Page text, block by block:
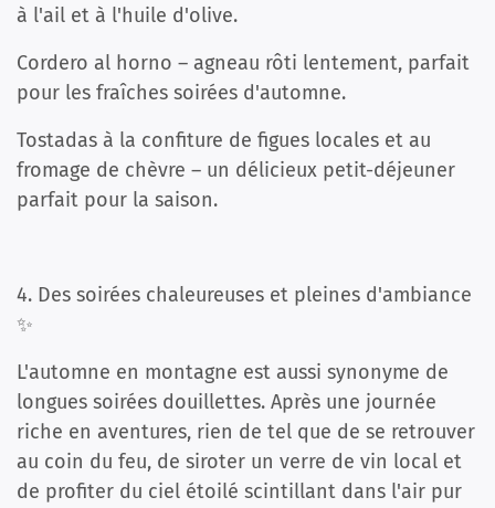
à l'ail et à l'huile d'olive.
Cordero al horno – agneau rôti lentement, parfait
pour les fraîches soirées d'automne.
Tostadas à la confiture de figues locales et au
fromage de chèvre – un délicieux petit-déjeuner
parfait pour la saison.
4. Des soirées chaleureuses et pleines d'ambiance
✨
L'automne en montagne est aussi synonyme de
longues soirées douillettes. Après une journée
riche en aventures, rien de tel que de se retrouver
au coin du feu, de siroter un verre de vin local et
de profiter du ciel étoilé scintillant dans l'air pur